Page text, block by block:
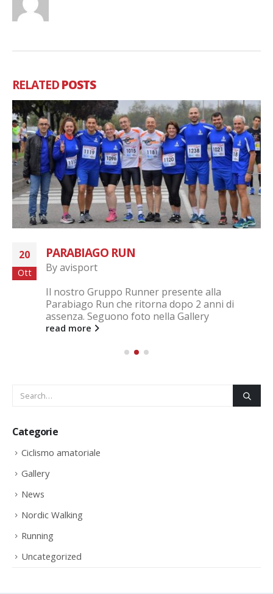
RELATEDPOSTS
20
Ott
PARABIAGO RUN
Byavisport
Il nostro Gruppo Runner presente alla
Parabiago Run che ritorna dopo 2 anni di
assenza. Seguono foto nella Gallery
read more
Categorie
Ciclismo amatoriale
Gallery
News
Nordic Walking
Running
Uncategorized